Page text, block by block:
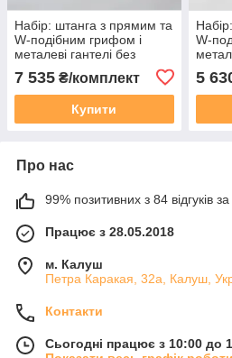
Набір: штанга з прямим та
W-подібним грифом і
металеві гантелі без
7 535 ₴/комплект
Купити
W-
5
Про нас
99% позитивних з 84 відгуків за
Працює з 28.05.2018
м. Калуш
Петра Каракая, 32а, Калуш,
Контакти
Сьогодні працює з 10:00 до